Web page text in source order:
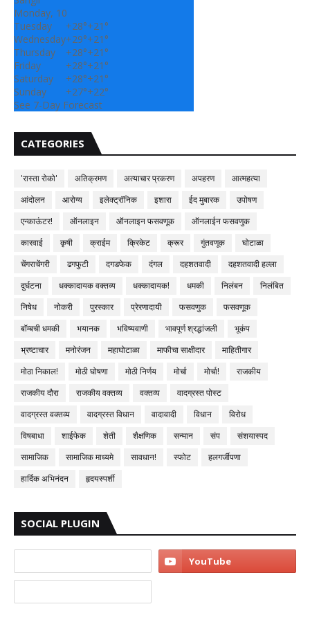
Monday, 10
Tuesday
+28°+21°
Wednesday+29°+21°
Thursday
+28°+21°
Friday
+28°+21°
Saturday
+28°+21°
Sunday
+27°+22°
See 7-Day Forecast
CATEGORIES
'रास्ता रोको' अतिक्रमण अत्याचार प्रकरण अपहरण
आत्महत्या
आंदोलन
आरोग्य इलेक्ट्रॉनिक इशारा ईद मुबारक
उपोषण
एन्काऊंटर!
ऑनलाइन ऑनलाइन फसवणूक
ऑनलाईन फसवणुक
कारवाई
कृषी क्राईम क्रिकेट क्रूर गुंतवणूक
घोटाळा
चेंगराचेंगरी
ढगफुटी दगडफेक दंगल दहशतवादी
दहशतवादी हल्ला
दुर्घटना
धक्कादायक वक्तव्य धक्कादायक! धमकी निलंबन
निलंबित
निषेध
नोकरी पुरस्कार प्रेरणादायी फसवणुक
फसवणूक
बॉम्बची धमकी
भयानक भविष्यवाणी भावपूर्ण श्रद्धांजली
भूकंप
भ्रष्टाचार
मनोरंजन महाघोटाळा माफीचा साक्षीदार
माहितीगार
मोठा निकाल!
मोठी घोषणा मोठी निर्णय मोर्चा मोर्चा!
राजकीय
राजकीय दौरा
राजकीय वक्तव्य वक्तव्य
वादग्रस्त पोस्ट
वादग्रस्त वक्तव्य
वादग्रस्त विधान वादावादी विधान
विरोध
विषबाधा
शाईफेक शेती शैक्षणिक सन्मान संप
संशयास्पद
सामाजिक
सामाजिक माध्यमे सावधान! स्फोट
हलगर्जीपणा
हार्दिक अभिनंदन
हृदयस्पर्शी
SOCIAL PLUGIN